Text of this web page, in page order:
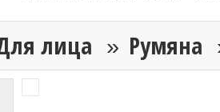
лица » Румяна